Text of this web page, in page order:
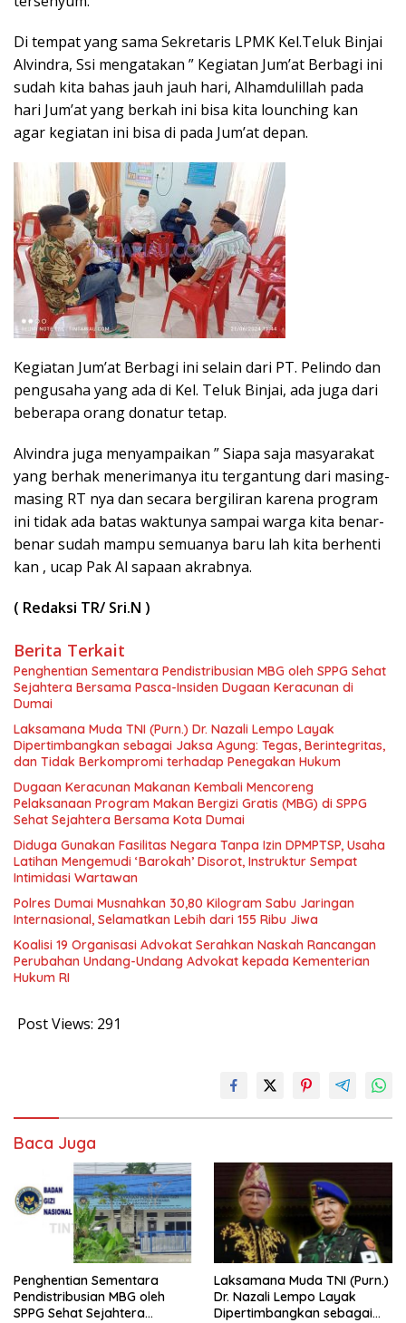
Di tempat yang sama Sekretaris LPMK Kel.Teluk Binjai
Alvindra, Ssi mengatakan ” Kegiatan Jum’at Berbagi ini
sudah kita bahas jauh jauh hari, Alhamdulillah pada
hari Jum’at yang berkah ini bisa kita lounching kan
agar kegiatan ini bisa di pada Jum’at depan.
Kegiatan Jum’at Berbagi ini selain dari PT. Pelindo dan
pengusaha yang ada di Kel. Teluk Binjai, ada juga dari
beberapa orang donatur tetap.
Alvindra juga menyampaikan ” Siapa saja masyarakat
yang berhak menerimanya itu tergantung dari masing-
masing RT nya dan secara bergiliran karena program
ini tidak ada batas waktunya sampai warga kita benar-
benar sudah mampu semuanya baru lah kita berhenti
kan , ucap Pak Al sapaan akrabnya.
( Redaksi TR/ Sri.N )
Berita Terkait
Penghentian Sementara Pendistribusian MBG oleh SPPG Sehat
Sejahtera Bersama Pasca-Insiden Dugaan Keracunan di
Dumai
Laksamana Muda TNI (Purn.) Dr. Nazali Lempo Layak
Dipertimbangkan sebagai Jaksa Agung: Tegas, Berintegritas,
dan Tidak Berkompromi terhadap Penegakan Hukum
Dugaan Keracunan Makanan Kembali Mencoreng
Pelaksanaan Program Makan Bergizi Gratis (MBG) di SPPG
Sehat Sejahtera Bersama Kota Dumai
Diduga Gunakan Fasilitas Negara Tanpa Izin DPMPTSP, Usaha
Latihan Mengemudi ‘Barokah’ Disorot, Instruktur Sempat
Intimidasi Wartawan
Polres Dumai Musnahkan 30,80 Kilogram Sabu Jaringan
Internasional, Selamatkan Lebih dari 155 Ribu Jiwa
Koalisi 19 Organisasi Advokat Serahkan Naskah Rancangan
Perubahan Undang-Undang Advokat kepada Kementerian
Hukum RI
Post Views: 291
Baca Juga
Penghentian Sementara
Pendistribusian MBG oleh
SPPG Sehat Sejahtera
Laksamana Muda TNI (Purn.)
Dr. Nazali Lempo Layak
Dipertimbangkan sebagai